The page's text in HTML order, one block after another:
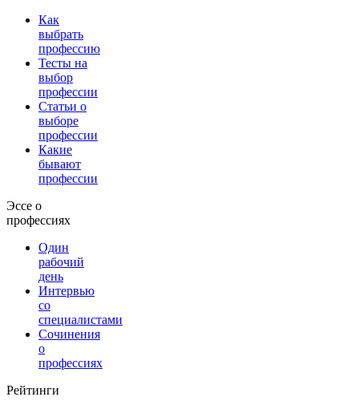
Как
выбрать
профессию
Тесты на
выбор
профессии
Статьи о
выборе
профессии
Какие
бывают
профессии
Эссе о
профессиях
Один
рабочий
день
Интервью
со
специалистами
Сочинения
о
профессиях
Рейтинги